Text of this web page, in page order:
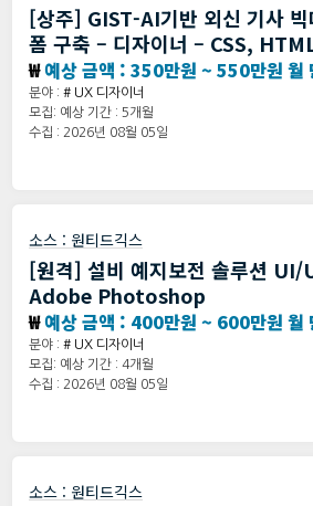
[상주] GIST-AI기반 외신 기사 빅
폼 구축 – 디자이너 – CSS,
₩예상 금액 : 350만원 ~ 550만원 월
분야 : # UX 디자이너
모집: 예상 기간 : 5개월
수집 : 2026년 08월 05일
소스 : 원티드긱스
[원격] 설비 예지보전 솔루션 UI/
Adobe Photoshop
₩예상 금액 : 400만원 ~ 600만원 월
분야 : # UX 디자이너
모집: 예상 기간 : 4개월
수집 : 2026년 08월 05일
소스 : 원티드긱스